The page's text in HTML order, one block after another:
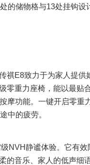
的储物格与13处挂钩设
E8致力于为家人提供
零重力座椅，能以最贴
摩功能。一键开启零重
中的疲劳。
静谧体验。它有效
的音乐、家人的低声细